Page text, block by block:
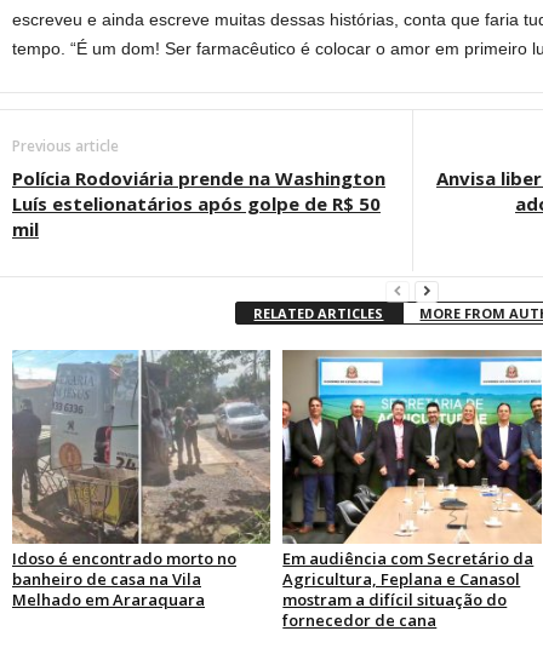
escreveu e ainda escreve muitas dessas histórias, conta que faria
tempo. “É um dom! Ser farmacêutico é colocar o amor em primeiro
Previous article
Polícia Rodoviária prende na Washington
Luís estelionatários após golpe de R$ 50
mil
Anvisa
RELATED ARTICLES MORE FROM
Idoso é encontrado morto no
banheiro de casa na Vila
Melhado em Araraquara
Em audiência com Secretário da
Agricultura, Feplana e Canasol
mostram a difícil situação do
fornecedor de cana